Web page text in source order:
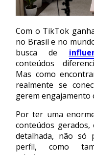
Com o TikTok
no Brasil e no
busca de
conteúdos
Mas como
realmente se
gerem engajamento
Por ter uma
conteúdos
detalhada, não só
perfil, como